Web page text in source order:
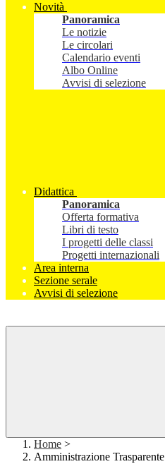
Novità
Panoramica
Le notizie
Le circolari
Calendario eventi
Albo Online
Avvisi di selezione
Didattica
Panoramica
Offerta formativa
Libri di testo
I progetti delle classi
Progetti internazionali
Area interna
Sezione serale
Avvisi di selezione
Home >
Amministrazione Trasparente